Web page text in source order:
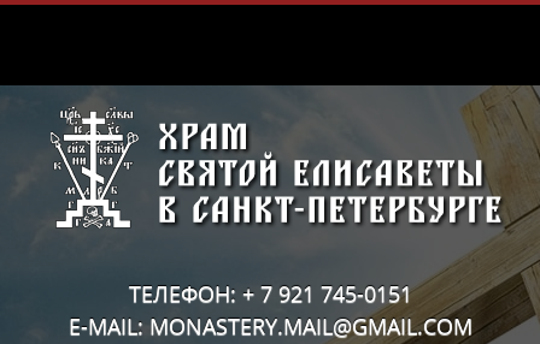
ТЕЛЕФОН: + 7 921 745-0151
E-MAIL: MONASTERY.MAIL@GMAIL.COM